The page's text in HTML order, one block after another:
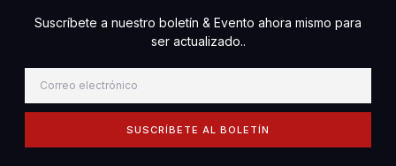
Suscríbete a nuestro boletín & Evento ahora mismo para
ser actualizado..
SUSCRÍBETE AL BOLETÍN